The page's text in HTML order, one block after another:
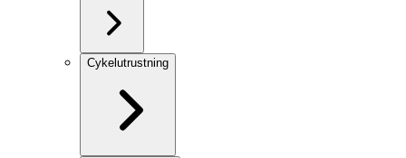
Cykelutrustning